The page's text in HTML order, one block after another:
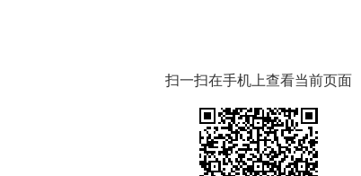
扫一扫在手机上查看当前页面